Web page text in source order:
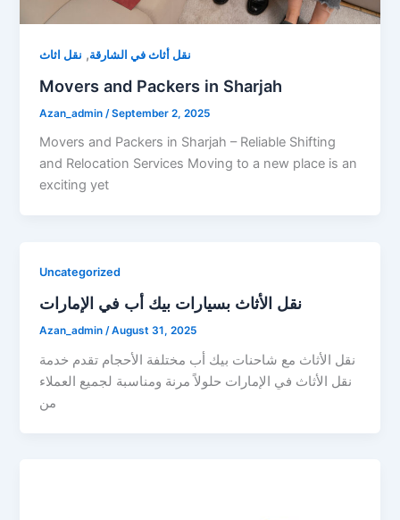
نقل أثاث في الشارقة, نقل اثاث
Movers and Packers in Sharjah
Azan_admin /September 2, 2025
Movers and Packers in Sharjah – Reliable Shifting
and Relocation Services Moving to a new place is an
exciting yet
Uncategorized
نقل الأثاث بسيارات بيك أب في الإمارات
Azan_admin/August 31, 2025
نقل الأثاث مع شاحنات بيك أب مختلفة الأحجام تقدم خدمة
نقل الأثاث في الإمارات حلولاً مرنة ومناسبة لجميع العملاء
من